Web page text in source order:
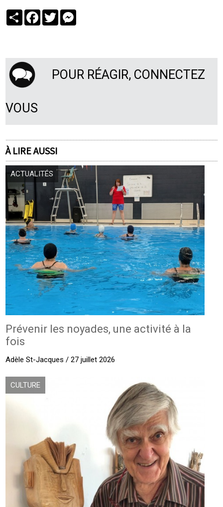
PartagerFacebook
Twitter
POUR RÉAGIR, CONNECTEZ
VOUS
À LIRE AUSSI
ACTUALITÉS
Prévenir les noyades, une activité à la
fois
Adèle St-Jacques / 27 juillet 2026
CULTURE